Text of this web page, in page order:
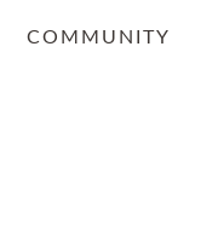
COMMUNITY